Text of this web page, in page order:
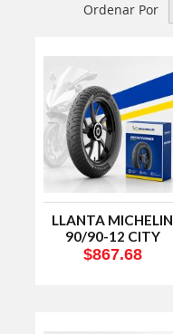
Ordenar Por
LLANTA MICHELIN
90/90-12 CITY
EXTRA 54P
$867.68